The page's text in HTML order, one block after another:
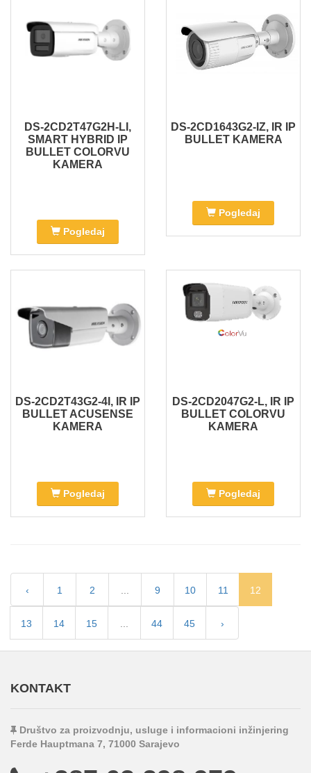
DS-2CD2T47G2H-LI,
SMART HYBRID IP
BULLET COLORVU
KAMERA
Pogledaj
DS-2CD1643G2-IZ, IR IP
BULLET KAMERA
Pogledaj
DS-2CD2T43G2-4I, IR IP
BULLET ACUSENSE
KAMERA
Pogledaj
DS-2CD2047G2-L, IR IP
BULLET COLORVU
KAMERA
Pogledaj
‹ 1 2 9 10 11 12
13 14 15 44 45 ›
KONTAKT
Društvo za proizvodnju, usluge i informacioni inžinjering
Ferde Hauptmana 7, 71000 Sarajevo